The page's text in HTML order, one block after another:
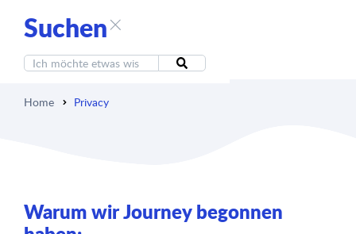
Suchen
Home Privacy
Warum wir Journey begonnen